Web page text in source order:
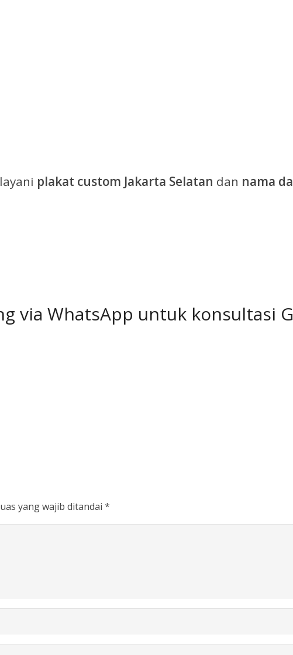
plakat custom Jakarta Selatan dan nama
via WhatsApp untuk konsultasi
yang wajib ditandai *